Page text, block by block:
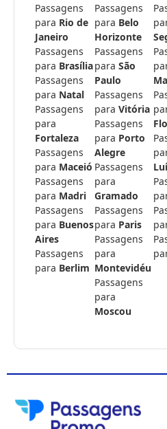
Passagens
para Rio de
Janeiro
Passagens
para Brasília
Passagens
para Natal
Passagens
para
Fortaleza
Passagens
para Maceió
Passagens
para Madri
Passagens
para Buenos
Aires
Passagens
para Berlim
Passagens
para Belo
Horizonte
Passagens
para São
Paulo
Passagens
para Vitória
Passagens
para Porto
Alegre
Passagens
para
Gramado
Passagens
para Paris
Passagens
para
Montevidéu
Passagens
para
Moscou